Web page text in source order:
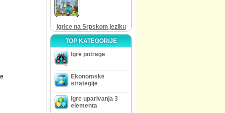
Igrice na Srpskom jeziku
TOP KATEGORIJE
Igre potrage
Ekonomske
strategije
Igre uparivanja 3
elementa